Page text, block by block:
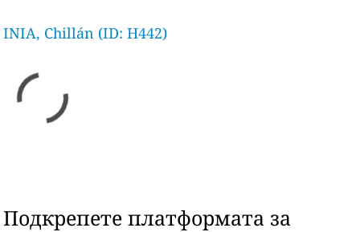
INIA, Chillán (ID: H442)
Подкрепете платформата за